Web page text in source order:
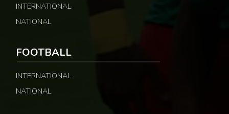
INTERNATIONAL
NATIONAL
FOOTBALL
INTERNATIONAL
NATIONAL